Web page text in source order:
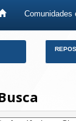
Comunidades